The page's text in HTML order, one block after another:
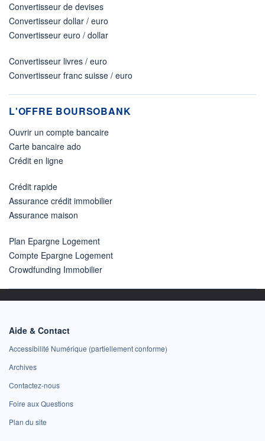
Convertisseur de devises
Convertisseur dollar / euro
Convertisseur euro / dollar
Convertisseur livres / euro
Convertisseur franc suisse / euro
L'OFFRE BOURSOBANK
Ouvrir un compte bancaire
Carte bancaire ado
Crédit en ligne
Crédit rapide
Assurance crédit immobilier
Assurance maison
Plan Epargne Logement
Compte Epargne Logement
Crowdfunding Immobilier
Aide & Contact
Accessibilité Numérique (partiellement conforme)
Archives
Contactez-nous
Foire aux Questions
Plan du site